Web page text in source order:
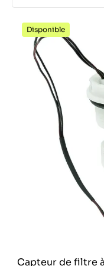
Disponible
Capteur de filtre